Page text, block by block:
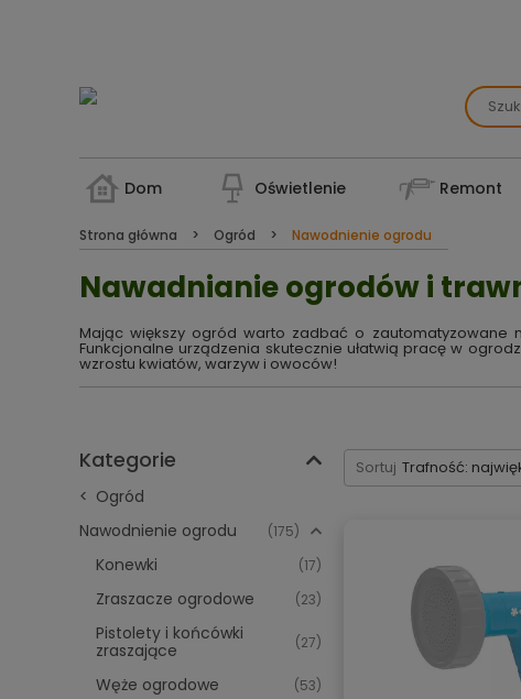
Dom Oświetlenie Remont
Strona główna Ogród Nawodnienie ogrodu
Nawadnianie ogrodów i
Mając większy ogród warto zadbać o zautomatyzowane
Funkcjonalne urządzenia skutecznie ułatwią pracę w
wzrostu kwiatów, warzyw i owoców!
Kategorie
Ogród
Nawodnienie ogrodu
(175)
Konewki (17)
Zraszacze ogrodowe (23)
Pistolety i końcówki
zraszające
(27)
Węże ogrodowe (53)
Sortuj Trafność: